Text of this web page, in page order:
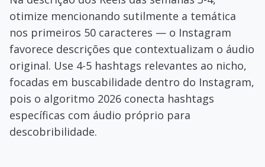
otimize mencionando sutilmente a temática
nos primeiros 50 caracteres — o Instagram
favorece descrições que contextualizam o áudio
original. Use 4-5 hashtags relevantes ao nicho,
focadas em buscabilidade dentro do Instagram,
pois o algoritmo 2026 conecta hashtags
específicas com áudio próprio para
descobribilidade.